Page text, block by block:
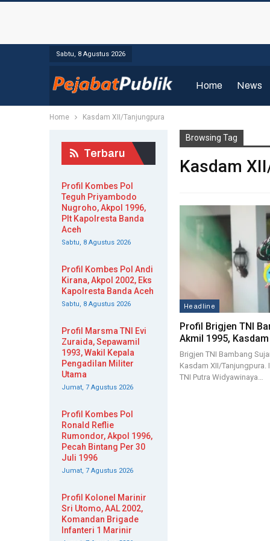
Sabtu, 8 Agustus 2026
Home News
Home Kasdam XII/Tanjungpura
Browsing Tag
Kasdam
Headline
Profil Brigjen TNI
Akmil 1995,
Brigjen TNI Bambang
Kasdam XII/
TNI Putra Widyawinaya…
Terbaru
Profil Kombes Pol
Teguh Priyambodo
Nugroho, Akpol 1996,
Plt Kapolresta Banda
Aceh
Sabtu, 8 Agustus 2026
Profil Kombes Pol Andi
Kirana, Akpol 2002, Eks
Kapolresta Banda Aceh
Sabtu, 8 Agustus 2026
Profil Marsma TNI Evi
Zuraida, Sepawamil
1993, Wakil Kepala
Pengadilan Militer
Utama
Jumat, 7 Agustus 2026
Profil Kombes Pol
Ronald Reflie
Rumondor, Akpol 1996,
Pecah Bintang Per 30
Juli 1996
Jumat, 7 Agustus 2026
Profil Kolonel Marinir
Sri Utomo, AAL 2002,
Komandan Brigade
Infanteri 1 Marinir